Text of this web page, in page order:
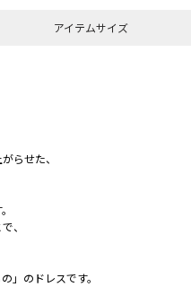
アイテムサイズ
らせた、
、
」のドレスです。